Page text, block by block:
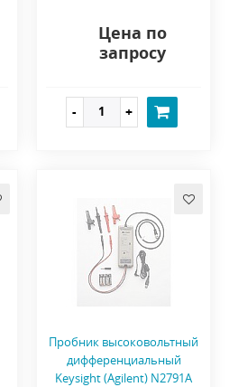
Цена по
запросу
Пробник высоковольтный
дифференциальный
Keysight (Agilent) N2791A